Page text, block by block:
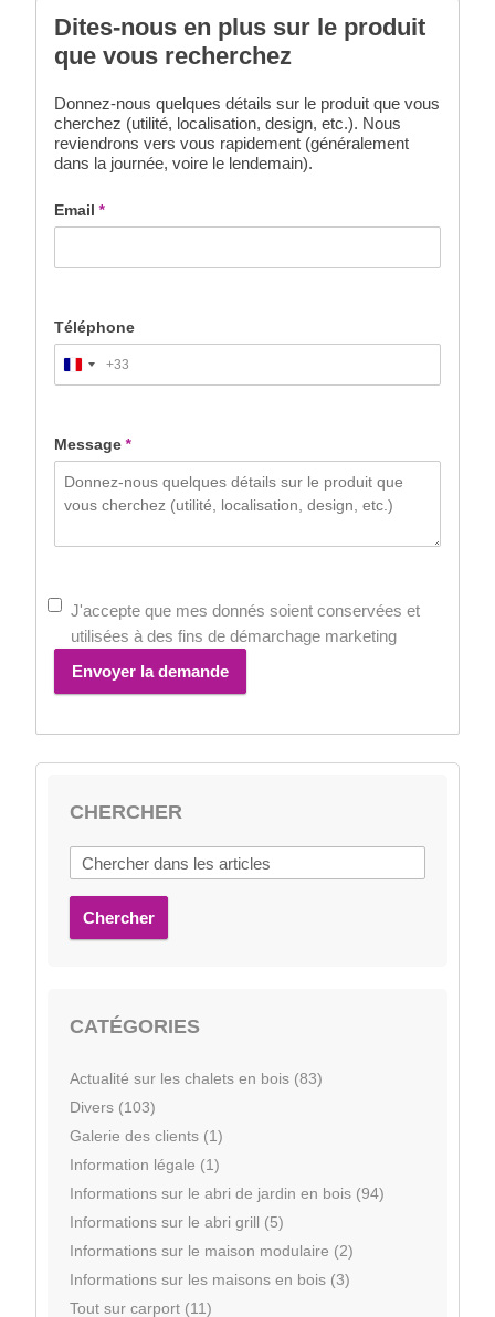
Dites-nous en plus sur le produit
que vous recherchez
Donnez-nous quelques détails sur le produit que vous
cherchez (utilité, localisation, design, etc.). Nous
reviendrons vers vous rapidement (généralement
dans la journée, voire le lendemain).
Email *
Téléphone
France
+33
+33
Message*
J'accepte que mes donnés soient conservées et
utilisées à des fins de démarchage marketing
Envoyer la demande
CHERCHER
Chercher
CATÉGORIES
Actualité sur les chalets en bois (83)
Divers (103)
Galerie des clients (1)
Information légale (1)
Informations sur le abri de jardin en bois (94)
Informations sur le abri grill (5)
Informations sur le maison modulaire (2)
Informations sur les maisons en bois (3)
Tout sur carport (11)